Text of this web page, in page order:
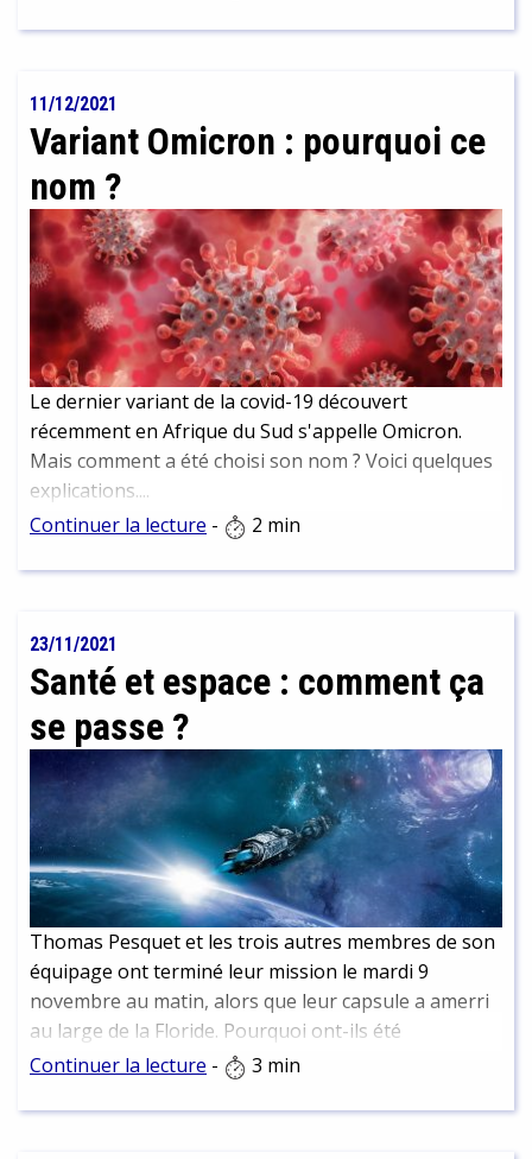
11/12/2021
Variant Omicron : pourquoi ce
nom ?
Le dernier variant de la covid-19 découvert
récemment en Afrique du Sud s'appelle Omicron.
Mais comment a été choisi son nom ? Voici quelques
explications....
Continuer la lecture - 2 min
23/11/2021
Santé et espace : comment ça
se passe ?
Thomas Pesquet et les trois autres membres de son
équipage ont terminé leur mission le mardi 9
novembre au matin, alors que leur capsule a amerri
au large de la Floride. Pourquoi ont-ils été
transportés sur des brancards, et quelles sont les
organisme, c'est ce que nous allons tenter de
Continuer la lecture - 3 min